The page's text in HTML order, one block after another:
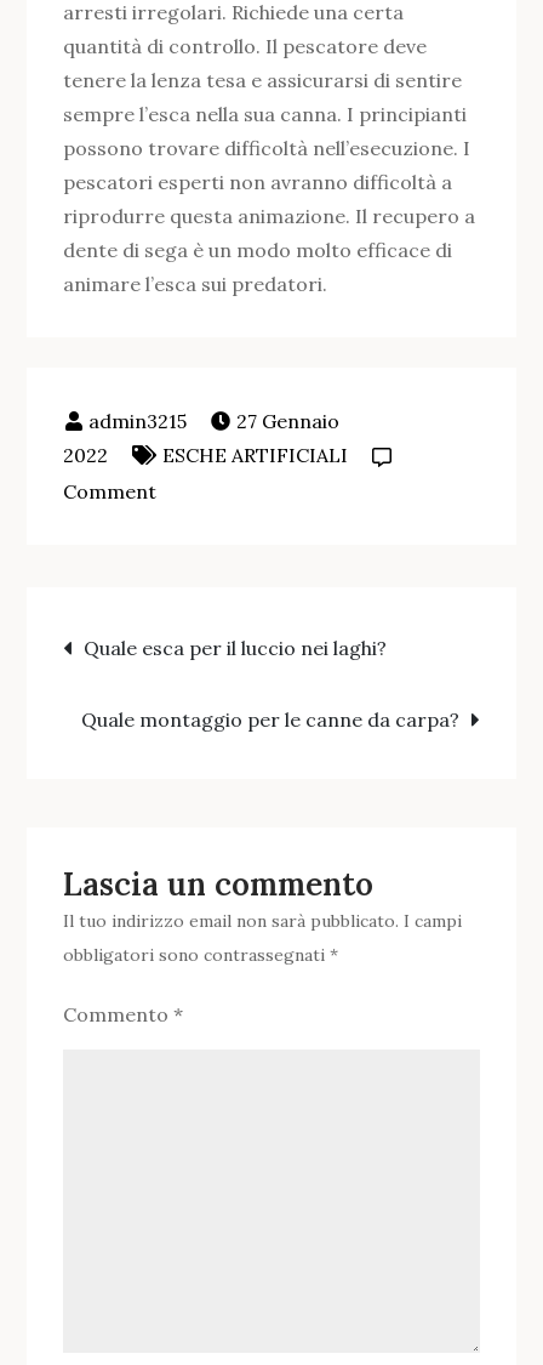
arresti irregolari. Richiede una certa
quantità di controllo. Il pescatore deve
tenere la lenza tesa e assicurarsi di sentire
sempre l’esca nella sua canna. I principianti
possono trovare difficoltà nell’esecuzione. I
pescatori esperti non avranno difficoltà a
riprodurre questa animazione. Il recupero a
dente di sega è un modo molto efficace di
animare l’esca sui predatori.
27 Gennaio
2022
ESCHE ARTIFICIALI
Commenton
Navigazione
articoli
Quale esca per il luccio nei laghi?
Quale montaggio per le canne da carpa?
Lascia un commento
Il tuo indirizzo email non sarà pubblicato. I campi
obbligatori sono contrassegnati*
Commento*